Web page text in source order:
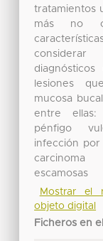
tratamientos
más no
lesiones
mucosa
entre ellas:
pénfigo
infección
escamosas
Mostrar el
objeto digital
Ficheros en